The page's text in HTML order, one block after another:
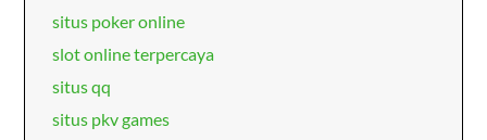
situs poker online
slot online terpercaya
situs qq
situs pkv games